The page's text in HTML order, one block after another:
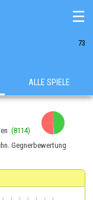
73
☰
ALLE SPIELE
(8114)
Gegnerbewertung